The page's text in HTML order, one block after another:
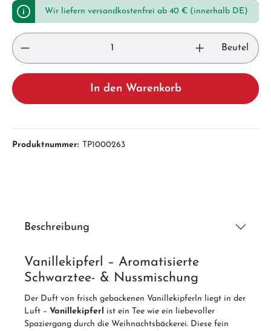
Wir liefern versandkostenfrei ab 40 € (innerhalb DE)
Beutel
In den Warenkorb
Produktnummer: TP1000263
Beschreibung
Vanillekipferl – Aromatisierte
Schwarztee- & Nussmischung
Der Duft von frisch gebackenen Vanillekipferln liegt in der
Luft – Vanillekipferl ist ein Tee wie ein liebevoller
Spaziergang durch die Weihnachtsbäckerei. Diese fein